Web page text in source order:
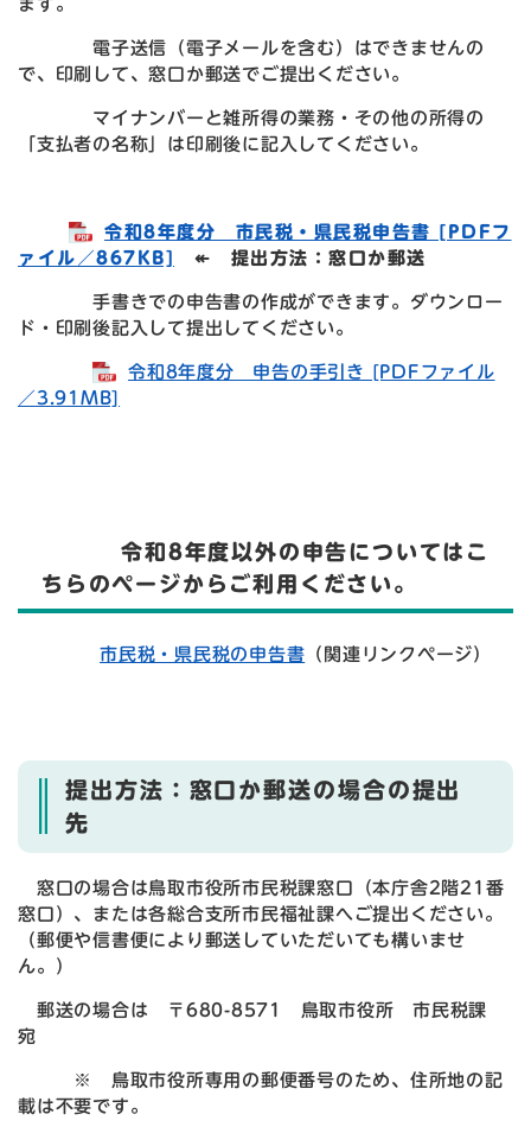
ます。
電子送信（電子メールを含む）はできませんの
で、印刷して、窓口か郵送でご提出ください。
マイナンバーと雑所得の業務・その他の所得の
「支払者の名称」は印刷後に記入してください。
令和8年度分 市民税・県民税申告書 [PDFフ
ァイル／867KB]
↞ 提出方法：窓口か郵送
手書きでの申告書の作成ができます。ダウンロー
ド・印刷後記入して提出してください。
令和8年度分 申告の手引き [PDFファイル
／3.91MB]
令和8年度以外の申告についてはこ
ちらのページからご利用ください。
市民税・県民税の申告書 （関連リンクページ）
提出方法：窓口か郵送の場合の提出
先
窓口の場合は鳥取市役所市民税課窓口（本庁舎2階21番
窓口）、または各総合支所市民福祉課へご提出ください。
（郵便や信書便により郵送していただいても構いませ
ん。）
郵送の場合は 〒680-8571 鳥取市役所 市民税課
宛
※ 鳥取市役所専用の郵便番号のため、住所地の記
載は不要です。